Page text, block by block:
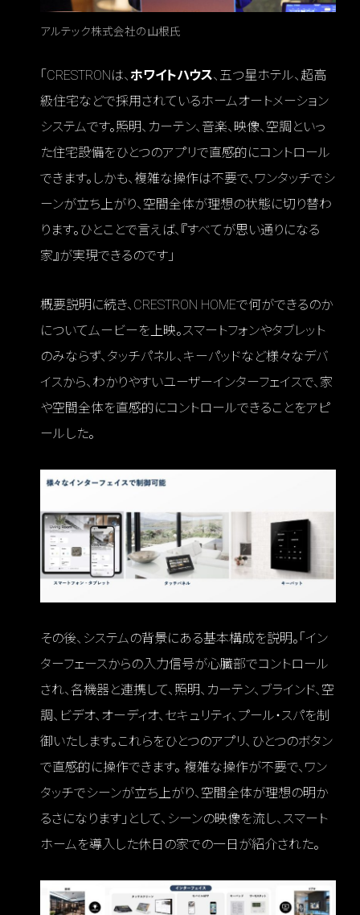
アルテック株式会社の山根氏
「CRESTRONは、ホワイトハウス、五つ星ホテル、超高
級住宅などで採用されているホームオートメーション
システムです。照明、カーテン、音楽、映像、空調といっ
た住宅設備をひとつのアプリで直感的にコントロール
できます。しかも、複雑な操作は不要で、ワンタッチでシ
ーンが立ち上がり、空間全体が理想の状態に切り替わ
ります。ひとことで言えば、『すべてが思い通りになる
家』が実現できるのです」
概要説明に続き、CRESTRON HOMEで何ができるのか
についてムービーを上映。スマートフォンやタブレット
のみならず、タッチパネル、キーパッドなど様々なデバ
イスから、わかりやすいユーザーインターフェイスで、家
や空間全体を直感的にコントロールできることをアピ
ールした。
その後、システムの背景にある基本構成を説明。「イン
ターフェースからの入力信号が心臓部でコントロール
され、各機器と連携して、照明、カーテン、ブラインド、空
調、ビデオ、オーディオ、セキュリティ、プール・スパを制
御いたします。これらをひとつのアプリ、ひとつのボタン
で直感的に操作できます。 複雑な操作が不要で、ワン
タッチでシーンが立ち上がり、空間全体が理想の明か
るさになります」として、シーンの映像を流し、スマート
ホームを導入した休日の家での一日が紹介された。